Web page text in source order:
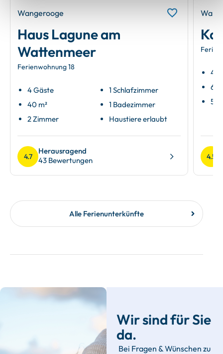
Wangerooge
Haus Lagune am
Wattenmeer
Ferienwohnung 18
4 Gäste
40 m²
2 Zimmer
1 Schlafzimmer
1 Badezimmer
Haustiere erlaubt
4.7
Herausragend
43 Bewertungen
4
67
5
4.5
Alle Ferienunterkünfte
Wir sind für Sie
da.
Bei Fragen & Wünschen zu